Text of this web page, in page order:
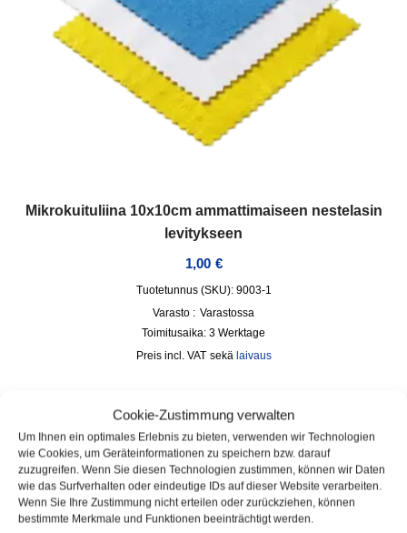
Cookie-Zustimmung verwalten
Um Ihnen ein optimales Erlebnis zu bieten, verwenden wir Technologien
wie Cookies, um Geräteinformationen zu speichern bzw. darauf
zuzugreifen. Wenn Sie diesen Technologien zustimmen, können wir Daten
wie das Surfverhalten oder eindeutige IDs auf dieser Website verarbeiten.
Wenn Sie Ihre Zustimmung nicht erteilen oder zurückziehen, können
bestimmte Merkmale und Funktionen beeinträchtigt werden.
Mikrokuituliina 10x10cm ammattimaiseen nestelasin
levitykseen
1,00 €
Tuotetunnus (SKU): 9003-1
Varasto : Varastossa
Toimitusaika: 3 Werktage
incl. VAT sekä laivaus